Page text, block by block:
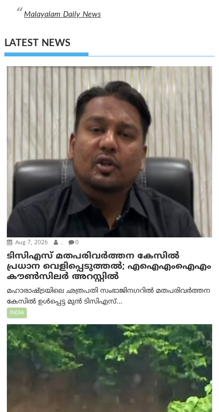
Malayalam Daily News
LATEST NEWS
Aug 7, 2026 . 0
ടിസിഎസ് മതപരിവർത്തന കേസിൽ
പ്രധാന വെളിപ്പെടുത്തൽ; എഐഎംഐഎം
കൗൺസിലർ അറസ്റ്റിൽ
മഹാരാഷ്ട്രയിലെ ഛത്രപതി സംഭാജിനഗറിൽ മതപരിവർത്തന
കേസിൽ ഉൾപ്പെട്ട മുൻ ടിസിഎസ്...
INDIA